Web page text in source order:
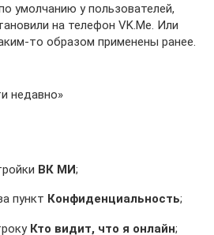
умолчанию у пользователей,
на телефон VK.Me. Или
то образом применены ранее.
недавно»
ВК МИ;
пункт Конфиденциальность;
Кто видит, что я онлайн;